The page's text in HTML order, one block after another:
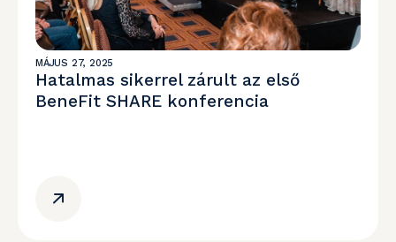
MÁJUS 27, 2025
Hatalmas sikerrel zárult az első
BeneFit SHARE konferencia